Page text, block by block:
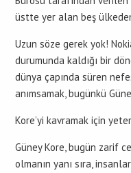
üstte yer alan beş
Uzun söze gerek yok!
durumunda kaldığı bir
dünya çapında süren
anımsamak, bugünkü
Kore’yi kavramak için
Güney Kore, bugün zarif
olmanın yanı sıra,